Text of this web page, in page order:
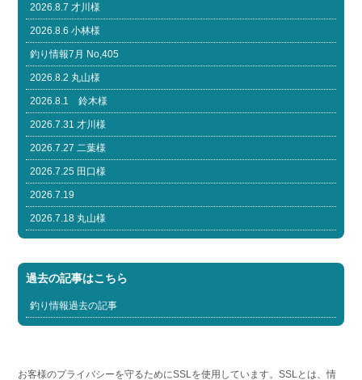
2026.8.7 才川様
2026.8.6 小林様
釣り情報7月 No,405
2026.8.2 丸山様
2026.8.1 鈴木様
2026.7.31 才川様
2026.7.27 二葉様
2026.7.25 田口様
2026.7.19
2026.7.18 丸山様
過去の記事はこちら
釣り情報過去の記事
お客様のプライバシーを守るためにSSLを使用しています。SSLとは、情